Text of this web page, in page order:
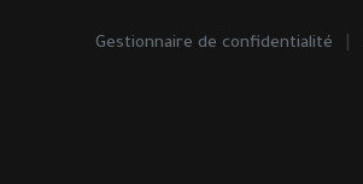
Gestionnaire de confidentialité